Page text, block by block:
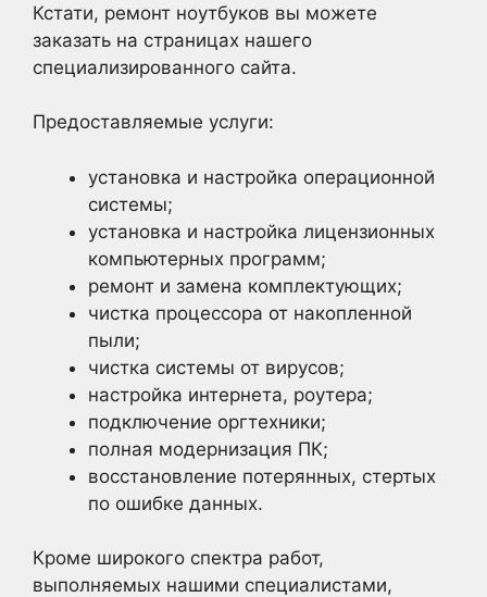
Кстати, ремонт ноутбуков вы можете
заказать на страницах нашего
специализированного сайта.
Предоставляемые услуги:
установка и настройка операционной
системы;
установка и настройка лицензионных
компьютерных программ;
ремонт и замена комплектующих;
чистка процессора от накопленной
пыли;
чистка системы от вирусов;
настройка интернета, роутера;
подключение оргтехники;
полная модернизация ПК;
восстановление потерянных, стертых
по ошибке данных.
Кроме широкого спектра работ,
выполняемых нашими специалистами,